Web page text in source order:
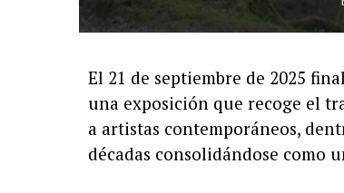
El 21 de septiembre de 2025
una exposición que recoge el
a artistas contemporáneos,
décadas consolidándose como